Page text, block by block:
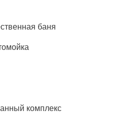
баня
комплекс